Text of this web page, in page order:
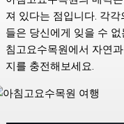
져 있다는 점입니다. 각
들은 당신에게 잊을 수
침고요수목원에서 자연
지를 충전해보세요.